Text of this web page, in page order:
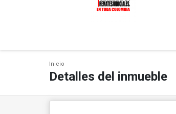
Inicio
Detalles del inmueble